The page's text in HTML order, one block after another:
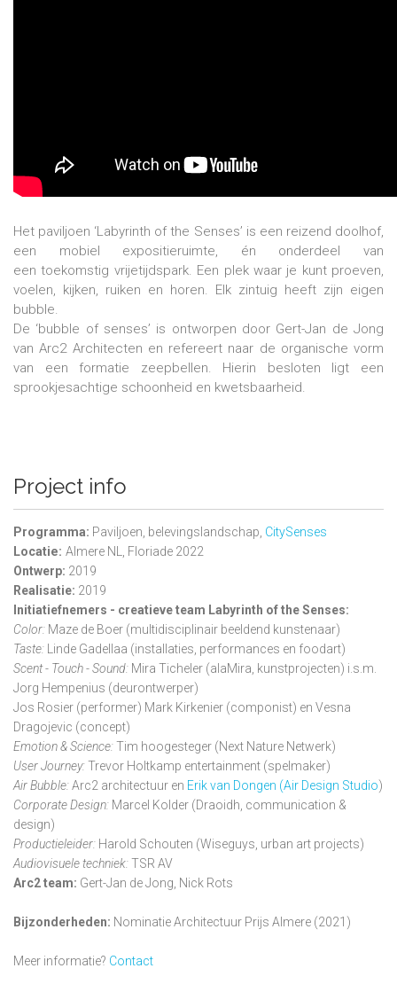
Het paviljoen ‘Labyrinth of the Senses’ is een reizend doolhof,
een mobiel expositieruimte, én onderdeel van
een toekomstig vrijetijdspark. Een plek waar je kunt proeven,
voelen, kijken, ruiken en horen. Elk zintuig heeft zijn eigen
bubble.
De ‘bubble of senses’ is ontworpen door Gert-Jan de Jong
van Arc2 Architecten en refereert naar de organische vorm
van een formatie zeepbellen. Hierin besloten ligt een
sprookjesachtige schoonheid en kwetsbaarheid.
Project info
Programma: Paviljoen, belevingslandschap, CitySenses
Locatie: Almere NL, Floriade 2022
Ontwerp: 2019
Realisatie: 2019
Initiatiefnemers - creatieve team Labyrinth of the Senses:
Color: Maze de Boer (multidisciplinair beeldend kunstenaar)
Taste: Linde Gadellaa (installaties, performances en foodart)
Scent - Touch - Sound: Mira Ticheler (alaMira, kunstprojecten) i.s.m.
Jorg Hempenius (deurontwerper)
Jos Rosier (performer) Mark Kirkenier (componist) en Vesna
Dragojevic (concept)
Emotion & Science:Tim hoogesteger (Next Nature Netwerk)
User Journey:Trevor Holtkamp entertainment (spelmaker)
Air Bubble:Arc2 architectuur en Erik van Dongen (Air Design Studio)
Corporate Design: Marcel Kolder (Draoidh, communication &
design)
Productieleider: Harold Schouten (Wiseguys, urban art projects)
Audiovisuele techniek:TSR AV
Arc2 team: Gert-Jan de Jong, Nick Rots
Bijzonderheden: Nominatie Architectuur Prijs Almere (2021)
Meer informatie? Contact